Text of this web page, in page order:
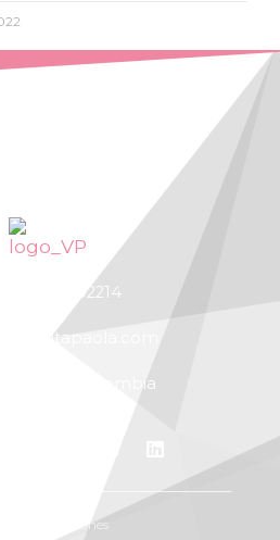
300 7702214
Colombia
y condiciones